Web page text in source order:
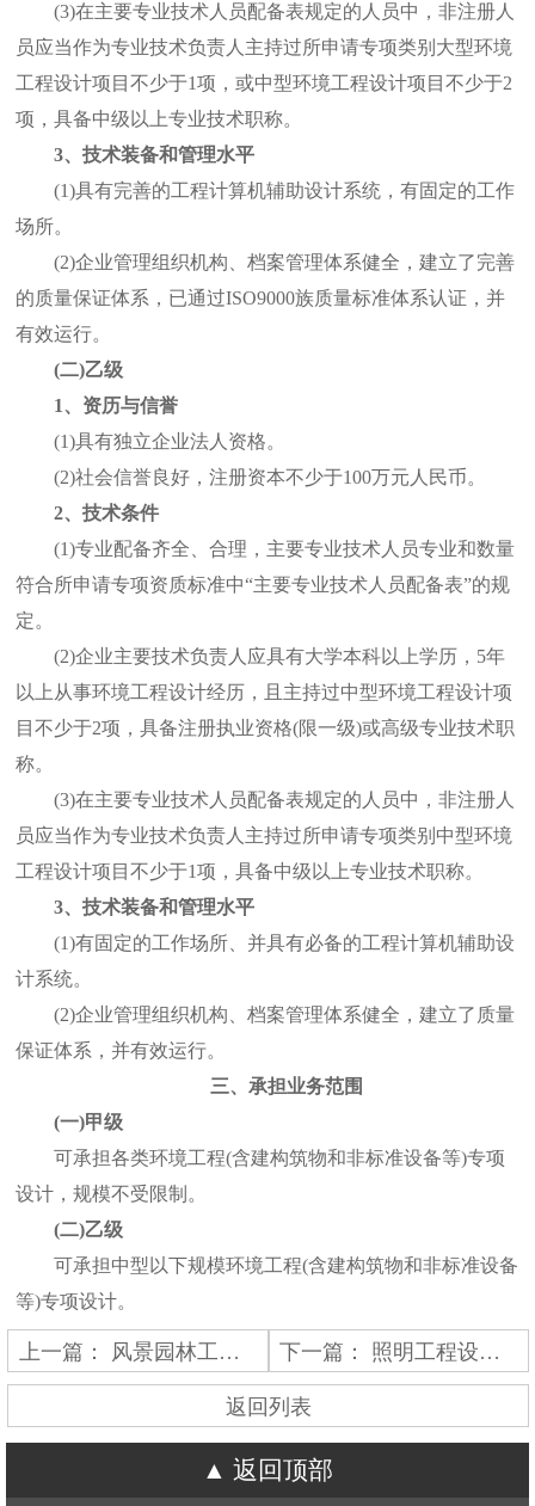
(3)在主要专业技术人员配备表规定的人员中，非注册人
员应当作为专业技术负责人主持过所申请专项类别大型环境
工程设计项目不少于1项，或中型环境工程设计项目不少于2
项，具备中级以上专业技术职称。
3、技术装备和管理水平
(1)具有完善的工程计算机辅助设计系统，有固定的工作
场所。
(2)企业管理组织机构、档案管理体系健全，建立了完善
的质量保证体系，已通过ISO9000族质量标准体系认证，并
有效运行。
(二)乙级
1、资历与信誉
(1)具有独立企业法人资格。
(2)社会信誉良好，注册资本不少于100万元人民币。
2、技术条件
(1)专业配备齐全、合理，主要专业技术人员专业和数量
符合所申请专项资质标准中“主要专业技术人员配备表”的规
定。
(2)企业主要技术负责人应具有大学本科以上学历，5年
以上从事环境工程设计经历，且主持过中型环境工程设计项
目不少于2项，具备注册执业资格(限一级)或高级专业技术职
称。
(3)在主要专业技术人员配备表规定的人员中，非注册人
员应当作为专业技术负责人主持过所申请专项类别中型环境
工程设计项目不少于1项，具备中级以上专业技术职称。
3、技术装备和管理水平
(1)有固定的工作场所、并具有必备的工程计算机辅助设
计系统。
(2)企业管理组织机构、档案管理体系健全，建立了质量
保证体系，并有效运行。
三、承担业务范围
(一)甲级
可承担各类环境工程(含建构筑物和非标准设备等)专项
设计，规模不受限制。
(二)乙级
可承担中型以下规模环境工程(含建构筑物和非标准设备
等)专项设计。
上一篇： 风景园林工程设计专项资质标准 下一篇： 照明工程设计专项资质标准
返回列表
返回顶部